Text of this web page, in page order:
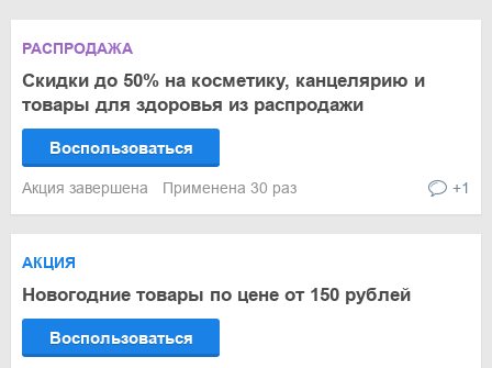
РАСПРОДАЖА
Скидки до 50% на косметику, канцелярию и
товары для здоровья из распродажи
Воспользоваться
Акция завершена Применена 30 раз +1
АКЦИЯ
Новогодние товары по цене от 150 рублей
Воспользоваться